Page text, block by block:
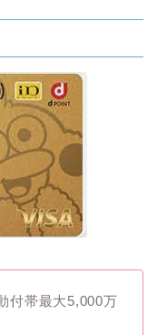
付帯最大5,000万